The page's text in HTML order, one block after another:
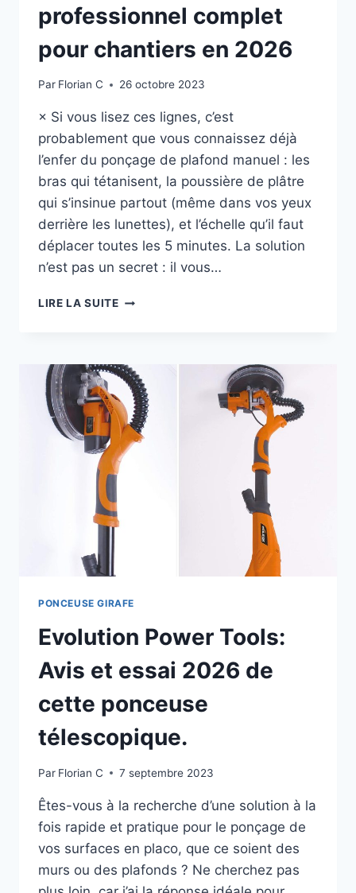
professionnel complet
pour chantiers en 2026
Par Florian C 26 octobre 2023
× Si vous lisez ces lignes, c’est
probablement que vous connaissez déjà
l’enfer du ponçage de plafond manuel : les
bras qui tétanisent, la poussière de plâtre
qui s’insinue partout (même dans vos yeux
derrière les lunettes), et l’échelle qu’il faut
déplacer toutes les 5 minutes. La solution
n’est pas un secret : il vous…
LIRE LA SUITEPONCEUSE
:
LE
GUIDE
PROFESSIONNEL
COMPLET
POUR
CHANTIERS
PONCEUSE GIRAFE
Evolution Power Tools:
Avis et essai 2026 de
cette ponceuse
télescopique.
Par Florian C 7 septembre 2023
Êtes-vous à la recherche d’une solution à la
fois rapide et pratique pour le ponçage de
vos surfaces en placo, que ce soient des
murs ou des plafonds ? Ne cherchez pas